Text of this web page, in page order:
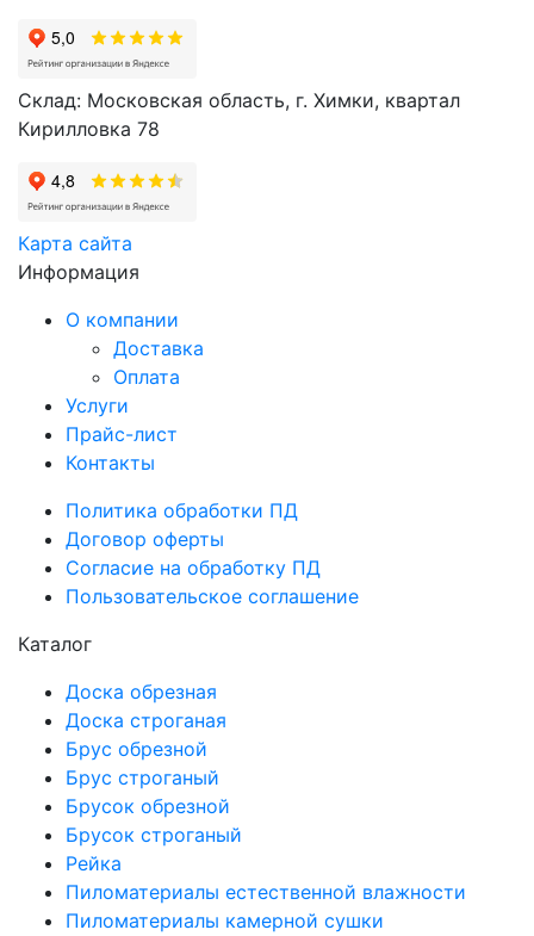
Склад: Московская область, г. Химки, квартал
Кирилловка 78
Карта сайта
Информация
О компании
Доставка
Оплата
Услуги
Прайс-лист
Контакты
Политика обработки ПД
Договор оферты
Согласие на обработку ПД
Пользовательское соглашение
Каталог
Доска обрезная
Доска строганая
Брус обрезной
Брус строганый
Брусок обрезной
Брусок строганый
Рейка
Пиломатериалы естественной влажности
Пиломатериалы камерной сушки